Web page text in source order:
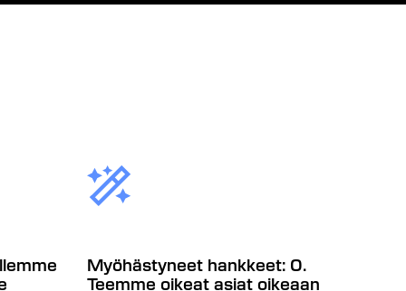
Myöhästyneet hankkeet: 0.
Teemme oikeat asiat oikeaan